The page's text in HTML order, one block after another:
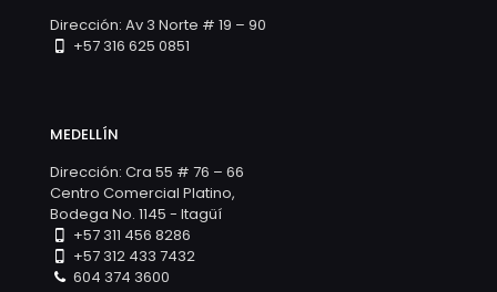
Dirección: Av 3 Norte # 19 – 90
+57 316 625 0851
MEDELLÍN
Dirección: Cra 55 # 76 – 66
Centro Comercial Platino,
Bodega No. 1145 - Itagüí
+57 311 456 8286
+57 312 433 7432
604 374 3600